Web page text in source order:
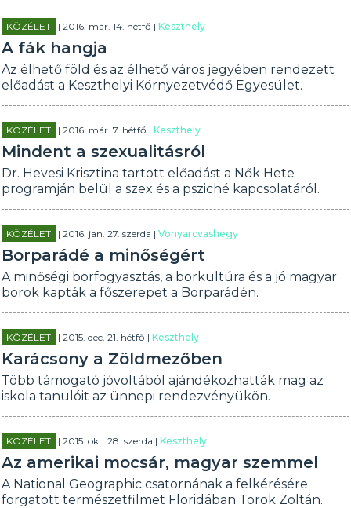
KÖZÉLET | 2016. már. 14. hétfő |Keszthely
A fák hangja
Az élhető föld és az élhető város jegyében rendezett
előadást a Keszthelyi Környezetvédő Egyesület.
KÖZÉLET | 2016. már. 7. hétfő |Keszthely
Mindent a szexualitásról
Dr. Hevesi Krisztina tartott előadást a Nők Hete
programján belül a szex és a psziché kapcsolatáról.
KÖZÉLET | 2016. jan. 27. szerda |Vonyarcvashegy
Borparádé a minőségért
A minőségi borfogyasztás, a borkultúra és a jó magyar
borok kapták a főszerepet a Borparádén.
KÖZÉLET | 2015. dec. 21. hétfő |Keszthely
Karácsony a Zöldmezőben
Több támogató jóvoltából ajándékozhatták mag az
iskola tanulóit az ünnepi rendezvényükön.
KÖZÉLET | 2015. okt. 28. szerda |Keszthely
Az amerikai mocsár, magyar szemmel
A National Geographic csatornának a felkérésére
forgatott természetfilmet Floridában Török Zoltán.